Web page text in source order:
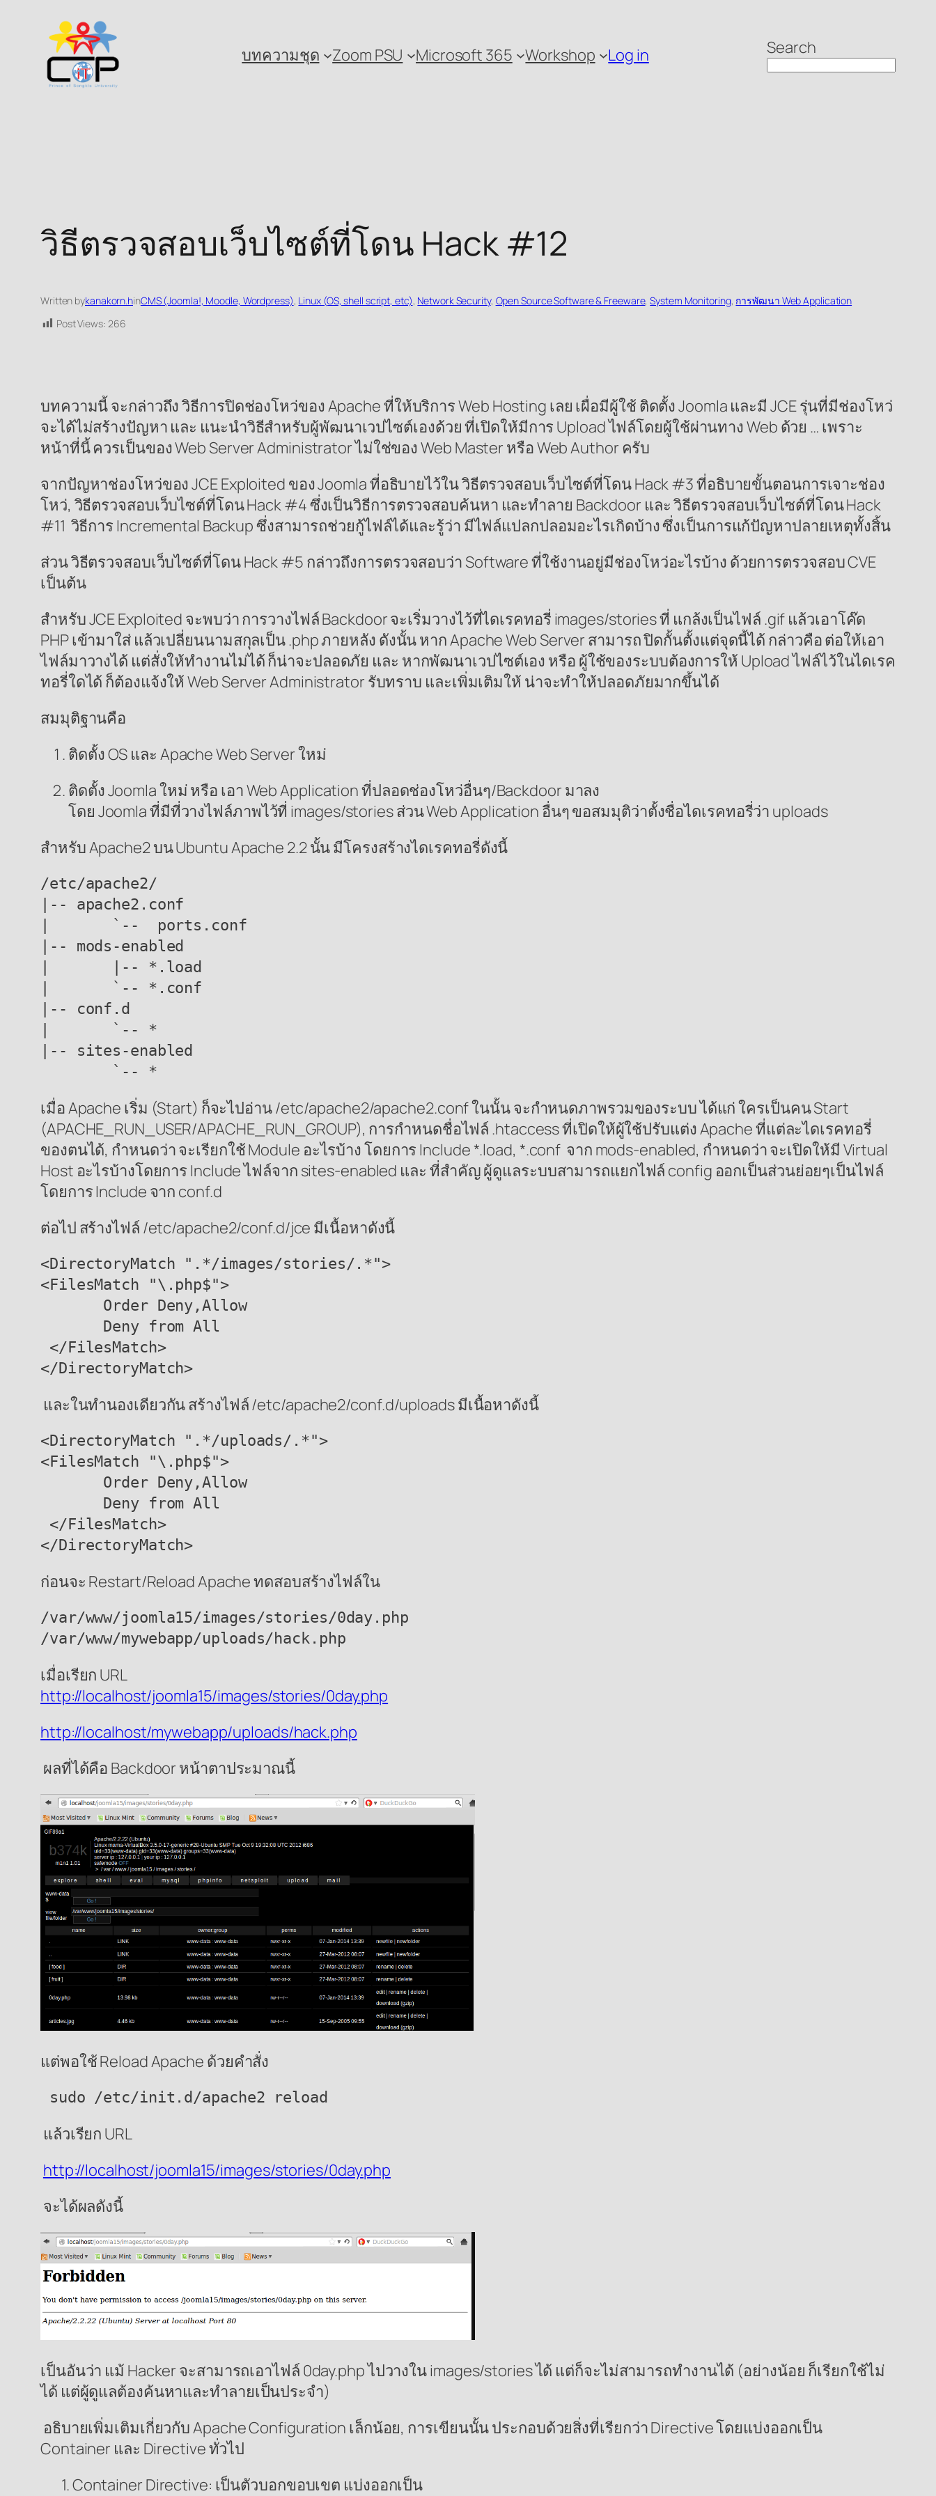
content
บทความชุด Zoom PSU Microsoft 365 Workshop Log in Search
วิธีตรวจสอบเว็บไซต์ที่โดน Hack #12
Written bykanakorn.hinCMS (Joomla!, Moodle, Wordpress), Linux (OS, shell script, etc), Network Security, Open Source Software & Freeware, System Monitoring, การพัฒนา Web Application
Post Views: 266
บทความนี้ จะกล่าวถึง วิธีการปิดช่องโหว่ของ Apache ที่ให้บริการ Web Hosting เลย เผื่อมีผู้ใช้ ติดตั้ง Joomla และมี JCE รุ่นที่มีช่องโหว่
จะได้ไม่สร้างปัญหา และ แนะนำวิธีสำหรับผู้พัฒนาเวปไซต์เองด้วย ที่เปิดให้มีการ Upload ไฟล์โดยผู้ใช้ผ่านทาง Web ด้วย … เพราะ
หน้าที่นี้ ควรเป็นของ Web Server Administrator ไม่ใช่ของ Web Master หรือ Web Author ครับ
จากปัญหาช่องโหว่ของ JCE Exploited ของ Joomla ที่อธิบายไว้ใน วิธีตรวจสอบเว็บไซต์ที่โดน Hack #3 ที่อธิบายขั้นตอนการเจาะช่อง
โหว่, วิธีตรวจสอบเว็บไซต์ที่โดน Hack #4 ซึ่งเป็นวิธีการตรวจสอบค้นหา และทำลาย Backdoor และ วิธีตรวจสอบเว็บไซต์ที่โดน Hack
#11 วิธีการ Incremental Backup ซึ่งสามารถช่วยกู้ไฟล์ได้และรู้ว่า มีไฟล์แปลกปลอมอะไรเกิดบ้าง ซึ่งเป็นการแก้ปัญหาปลายเหตุทั้งสิ้น
ส่วน วิธีตรวจสอบเว็บไซต์ที่โดน Hack #5 กล่าวถึงการตรวจสอบว่า Software ที่ใช้งานอยู่มีช่องโหว่อะไรบ้าง ด้วยการตรวจสอบ CVE
เป็นต้น
สำหรับ JCE Exploited จะพบว่า การวางไฟล์ Backdoor จะเริ่มวางไว้ที่ไดเรคทอรี่ images/stories ที่ แกล้งเป็นไฟล์ .gif แล้วเอาโค๊ด
PHP เข้ามาใส่ แล้วเปลี่ยนนามสกุลเป็น .php ภายหลัง ดังนั้น หาก Apache Web Server สามารถ ปิดกั้นตั้งแต่จุดนี้ได้ กล่าวคือ ต่อให้เอา
ไฟล์มาวางได้ แต่สั่งให้ทำงานไม่ได้ ก็น่าจะปลอดภัย และ หากพัฒนาเวปไซต์เอง หรือ ผู้ใช้ของระบบต้องการให้ Upload ไฟล์ไว้ในไดเรค
ทอรี่ใดได้ ก็ต้องแจ้งให้ Web Server Administrator รับทราบ และเพิ่มเติมให้ น่าจะทำให้ปลอดภัยมากขึ้นได้
สมมุติฐานคือ
ติดตั้ง OS และ Apache Web Server ใหม่
ติดตั้ง Joomla ใหม่ หรือ เอา Web Application ที่ปลอดช่องโหว่อื่นๆ/Backdoor มาลง
โดย Joomla ที่มีที่วางไฟล์ภาพไว้ที่ images/stories ส่วน Web Application อื่นๆ ขอสมมุติว่าตั้งชื่อไดเรคทอรี่ว่า uploads
สำหรับ Apache2 บน Ubuntu Apache 2.2 นั้น มีโครงสร้างไดเรคทอรี่ดังนี้
/etc/apache2/
|-- apache2.conf
|       `--  ports.conf
|-- mods-enabled
|       |-- *.load
|       `-- *.conf
|-- conf.d
|       `-- *
|-- sites-enabled
`-- *
เมื่อ Apache เริ่ม (Start) ก็จะไปอ่าน /etc/apache2/apache2.conf ในนั้น จะกำหนดภาพรวมของระบบ ได้แก่ ใครเป็นคน Start
(APACHE_RUN_USER/APACHE_RUN_GROUP), การกำหนดชื่อไฟล์ .htaccess ที่เปิดให้ผู้ใช้ปรับแต่ง Apache ที่แต่ละไดเรคทอรี่
ของตนได้, กำหนดว่า จะเรียกใช้ Module อะไรบ้าง โดยการ Include *.load, *.conf จาก mods-enabled, กำหนดว่า จะเปิดให้มี Virtual
Host อะไรบ้างโดยการ Include ไฟล์จาก sites-enabled และ ที่สำคัญ ผู้ดูแลระบบสามารถแยกไฟล์ config ออกเป็นส่วนย่อยๆเป็นไฟล์
โดยการ Include จาก conf.d
ต่อไป สร้างไฟล์ /etc/apache2/conf.d/jce มีเนื้อหาดังนี้
<DirectoryMatch ".*/images/stories/.*">
<FilesMatch "\.php$">
Order Deny,Allow
Deny from All
</FilesMatch>
</DirectoryMatch>
และในทำนองเดียวกัน สร้างไฟล์ /etc/apache2/conf.d/uploads มีเนื้อหาดังนี้
<DirectoryMatch ".*/uploads/.*">
<FilesMatch "\.php$">
Order Deny,Allow
Deny from All
</FilesMatch>
</DirectoryMatch>
ก่อนจะ Restart/Reload Apache ทดสอบสร้างไฟล์ใน
/var/www/joomla15/images/stories/0day.php
/var/www/mywebapp/uploads/hack.php
เมื่อเรียก URL
http://localhost/joomla15/images/stories/0day.php
http://localhost/mywebapp/uploads/hack.php
ผลที่ได้คือ Backdoor หน้าตาประมาณนี้
แต่พอใช้ Reload Apache ด้วยคำสั่ง
sudo /etc/init.d/apache2 reload
แล้วเรียก URL
http://localhost/joomla15/images/stories/0day.php
จะได้ผลดังนี้
เป็นอันว่า แม้ Hacker จะสามารถเอาไฟล์ 0day.php ไปวางใน images/stories ได้ แต่ก็จะไม่สามารถทำงานได้ (อย่างน้อย ก็เรียกใช้ไม่
ได้ แต่ผู้ดูแลต้องค้นหาและทำลายเป็นประจำ)
อธิบายเพิ่มเติมเกี่ยวกับ Apache Configuration เล็กน้อย, การเขียนนั้น ประกอบด้วยสิ่งที่เรียกว่า Directive โดยแบ่งออกเป็น
Container และ Directive ทั่วไป
1. Container Directive: เป็นตัวบอกขอบเขต แบ่งออกเป็น